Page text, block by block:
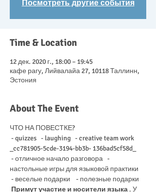
Посмотреть другие события
Time & Location
12 дек. 2020 г., 18:00 – 19:45
кафе рагу, Лийвалайа 27, 10118 Таллинн,
Эстония
About The Event
ЧТО НА ПОВЕСТКЕ?
_cc781905-5cde-3194-bb3b- 136bad5cf58d_
настольные игры для языковой практики
- веселые подарки    - полезные подарки
Примут участие и носители языка . У